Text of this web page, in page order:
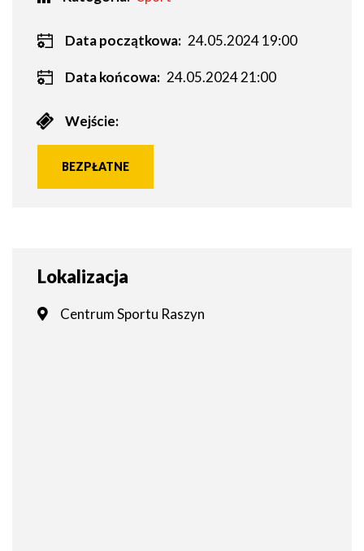
Data początkowa: 24.05.2024 19:00
Data końcowa: 24.05.2024 21:00
Wejście:
BEZPŁATNE
Lokalizacja
Centrum Sportu Raszyn